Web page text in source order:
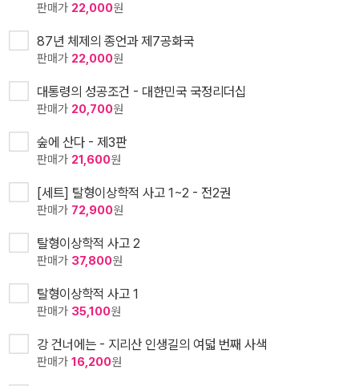
판매가 22,000원
87년 체제의 종언과 제7공화국
판매가 22,000원
대통령의 성공조건 - 대한민국 국정리더십
판매가 20,700원
숲에 산다 - 제3판
판매가 21,600원
[세트] 탈형이상학적 사고 1~2 - 전2권
판매가 72,900원
탈형이상학적 사고 2
판매가 37,800원
탈형이상학적 사고 1
판매가 35,100원
강 건너에는 - 지리산 인생길의 여덟 번째 사색
판매가 16,200원